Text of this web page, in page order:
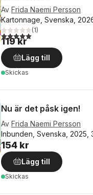
Av Frida Naemi Persson
Kartonnage, Svenska,
5,0utav 5 stjärnor. Totalt
(1)
119 kr
Lägg till
Skickas
Nu är det påsk igen!
Av Frida Naemi Persson
Inbunden, Svenska, 2025,
154 kr
Lägg till
Skickas